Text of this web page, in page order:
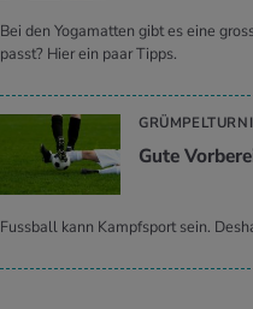
Bei den Yogamatten gibt es eine
passt? Hier ein paar Tipps.
Gute
Fussball kann Kampfsport sein.